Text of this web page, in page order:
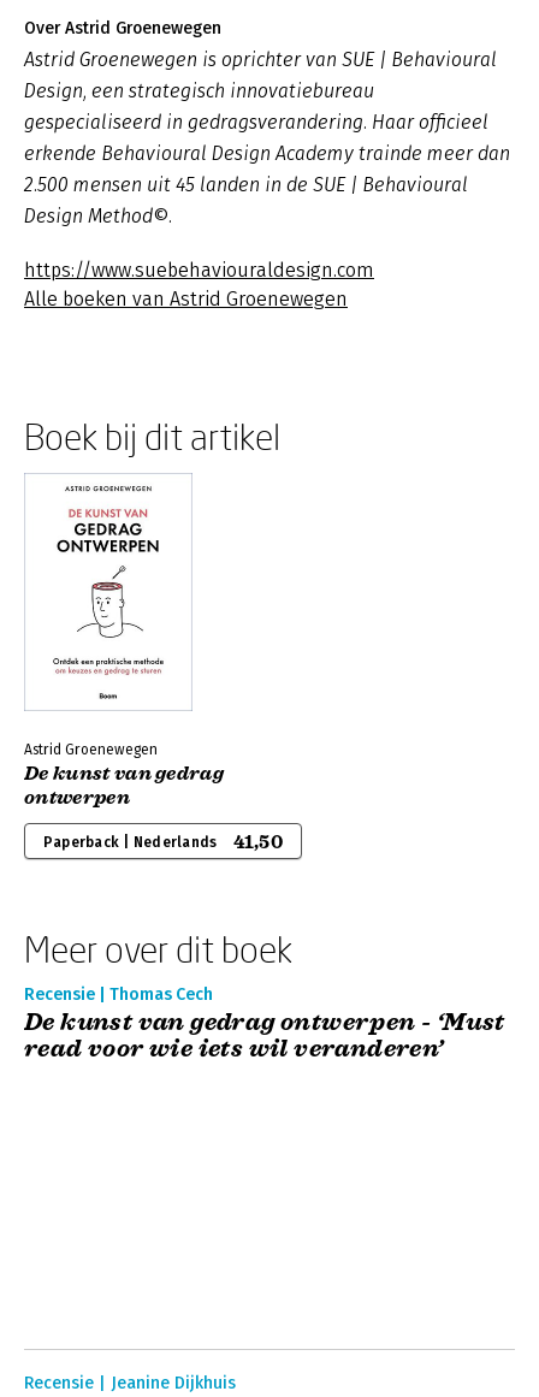
Over Astrid Groenewegen
Astrid Groenewegen is oprichter van SUE | Behavioural
Design, een strategisch innovatiebureau
gespecialiseerd in gedragsverandering. Haar officieel
erkende Behavioural Design Academy trainde meer dan
2.500 mensen uit 45 landen in de SUE | Behavioural
Design Method©.
https://www.suebehaviouraldesign.com
Alle boeken van Astrid Groenewegen
Boek bij dit artikel
Astrid Groenewegen
De kunst van gedrag
ontwerpen
Paperback | Nederlands 41,50
Meer over dit boek
Recensie | Thomas Cech
De kunst van gedrag ontwerpen - ‘Must
read voor wie iets wil veranderen’
Recensie | Jeanine Dijkhuis